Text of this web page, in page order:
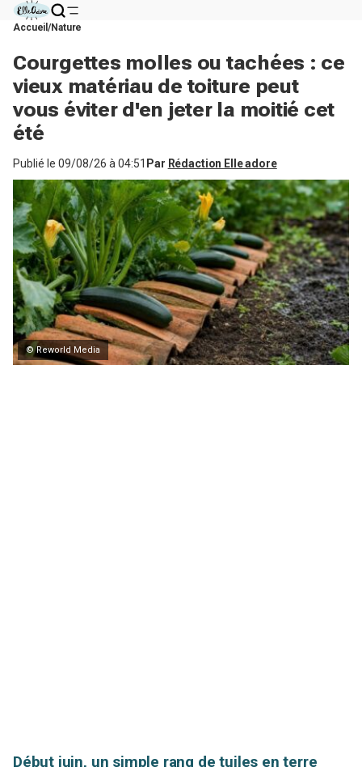
Accueil Nature
Courgettes molles ou tachées : ce
vieux matériau de toiture peut
vous éviter d'en jeter la moitié cet
été
Publié le 09/08/26 à 04:51 Par Rédaction Elle adore
© Reworld Media
Début juin, un simple rang de tuiles en terre